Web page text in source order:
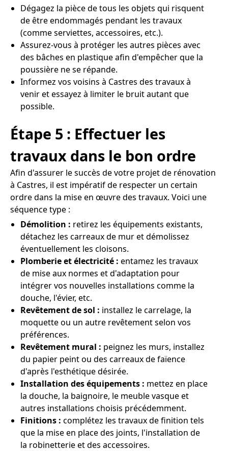
Dégagez la pièce de tous les objets qui risquent
de être endommagés pendant les travaux
(comme serviettes, accessoires, etc.).
Assurez-vous à protéger les autres pièces avec
des bâches en plastique afin d'empêcher que la
poussière ne se répande.
Informez vos voisins à Castres des travaux à
venir et essayez à limiter le bruit autant que
possible.
Étape 5 : Effectuer les
travaux dans le bon ordre
Afin d'assurer le succès de votre projet de rénovation
à Castres, il est impératif de respecter un certain
ordre dans la mise en œuvre des travaux. Voici une
séquence type :
Démolition : retirez les équipements existants,
détachez les carreaux de mur et démolissez
éventuellement les cloisons.
Plomberie et électricité : entamez les travaux
de mise aux normes et d'adaptation pour
intégrer vos nouvelles installations comme la
douche, l'évier, etc.
Revêtement de sol : installez le carrelage, la
moquette ou un autre revêtement selon vos
préférences.
Revêtement mural : peignez les murs, installez
du papier peint ou des carreaux de faïence
d'après l'esthétique désirée.
Installation des équipements : mettez en place
la douche, la baignoire, le meuble vasque et
autres installations choisis précédemment.
Finitions : complétez les travaux de finition tels
que la mise en place des joints, l'installation de
la robinetterie et des accessoires.